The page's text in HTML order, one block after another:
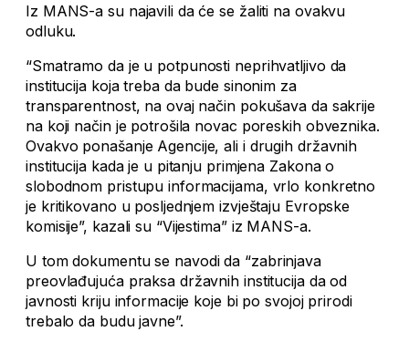
Iz MANS-a su najavili da će se žaliti na ovakvu
odluku.
“Smatramo da je u potpunosti neprihvatljivo da
institucija koja treba da bude sinonim za
transparentnost, na ovaj način pokušava da sakrije
na koji način je potrošila novac poreskih obveznika.
Ovakvo ponašanje Agencije, ali i drugih državnih
institucija kada je u pitanju primjena Zakona o
slobodnom pristupu informacijama, vrlo konkretno
je kritikovano u posljednjem izvještaju Evropske
komisije”, kazali su “Vijestima” iz MANS-a.
U tom dokumentu se navodi da “zabrinjava
preovlađujuća praksa državnih institucija da od
javnosti kriju informacije koje bi po svojoj prirodi
trebalo da budu javne”.